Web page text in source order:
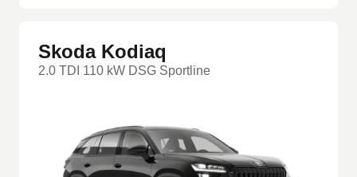
Skoda Kodiaq
2.0 TDI 110 kW DSG Sportline